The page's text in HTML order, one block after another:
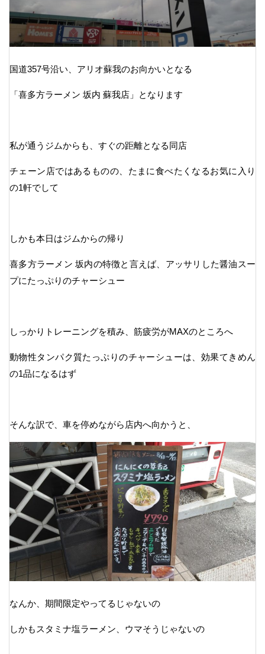
国道357号沿い、アリオ蘇我のお向かいとなる
「喜多方ラーメン 坂内 蘇我店」となります
私が通うジムからも、すぐの距離となる同店
チェーン店ではあるものの、たまに食べたくなるお気に入り
の1軒でして
しかも本日はジムからの帰り
喜多方ラーメン 坂内の特徴と言えば、アッサリした醤油スー
プにたっぷりのチャーシュー
しっかりトレーニングを積み、筋疲労がMAXのところへ
動物性タンパク質たっぷりのチャーシューは、効果てきめん
の1品になるはず
そんな訳で、車を停めながら店内へ向かうと、
なんか、期間限定やってるじゃないの
しかもスタミナ塩ラーメン、ウマそうじゃないの